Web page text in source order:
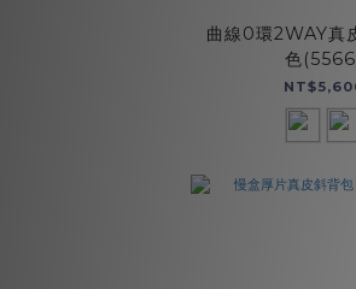
曲線0環2WAY真
色